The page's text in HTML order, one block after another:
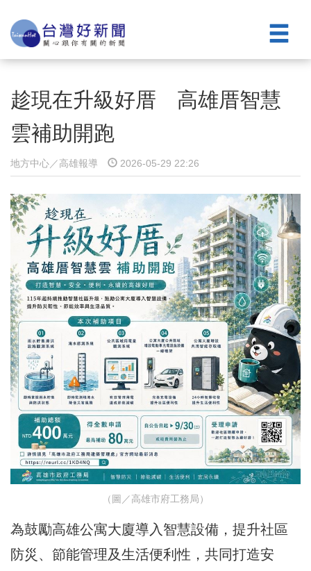
趁現在升級好厝 高雄厝智慧
雲補助開跑
地方中心／高雄報導 2026-05-29 22:26
（圖／高雄市府工務局）
為鼓勵高雄公寓大廈導入智慧設備，提升社區
防災、節能管理及生活便利性，共同打造安